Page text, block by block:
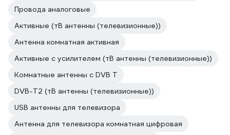
Провода аналоговые
Активные (тВ антенны (телевизионные))
Антенна комнатная активная
Активные с усилителем (тВ антенны (телевизионные))
Комнатные антенны с DVB T
DVB-T2 (тВ антенны (телевизионные))
USB антенны для телевизора
Антенна для телевизора комнатная цифровая